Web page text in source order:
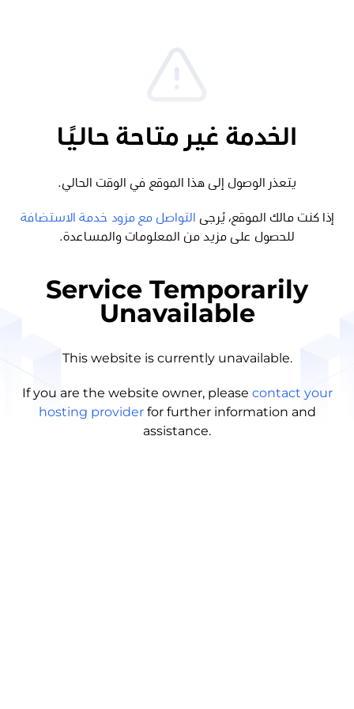
الخدمة غير متاحة حاليًا
يتعذر الوصول إلى هذا الموقع في الوقت الحالي.
إذا كنت مالك الموقع، يُرجى
التواصل مع مزود خدمة الاستضافة
للحصول على مزيد من المعلومات والمساعدة.
Service Temporarily
Unavailable
This website is currently unavailable.
If you are the website owner, please contact your
hosting provider for further information and
assistance.